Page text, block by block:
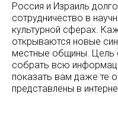
Россия и Израиль
сотрудничество в
культурной сферах.
открываются новые
местные общины. Цель
собрать всю
показать вам даже те
представлены в